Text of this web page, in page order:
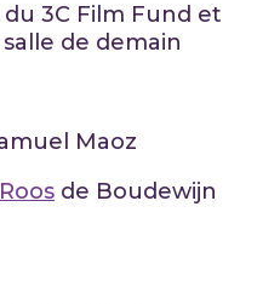
3C Film Fund et
de demain
Maoz
de Boudewijn